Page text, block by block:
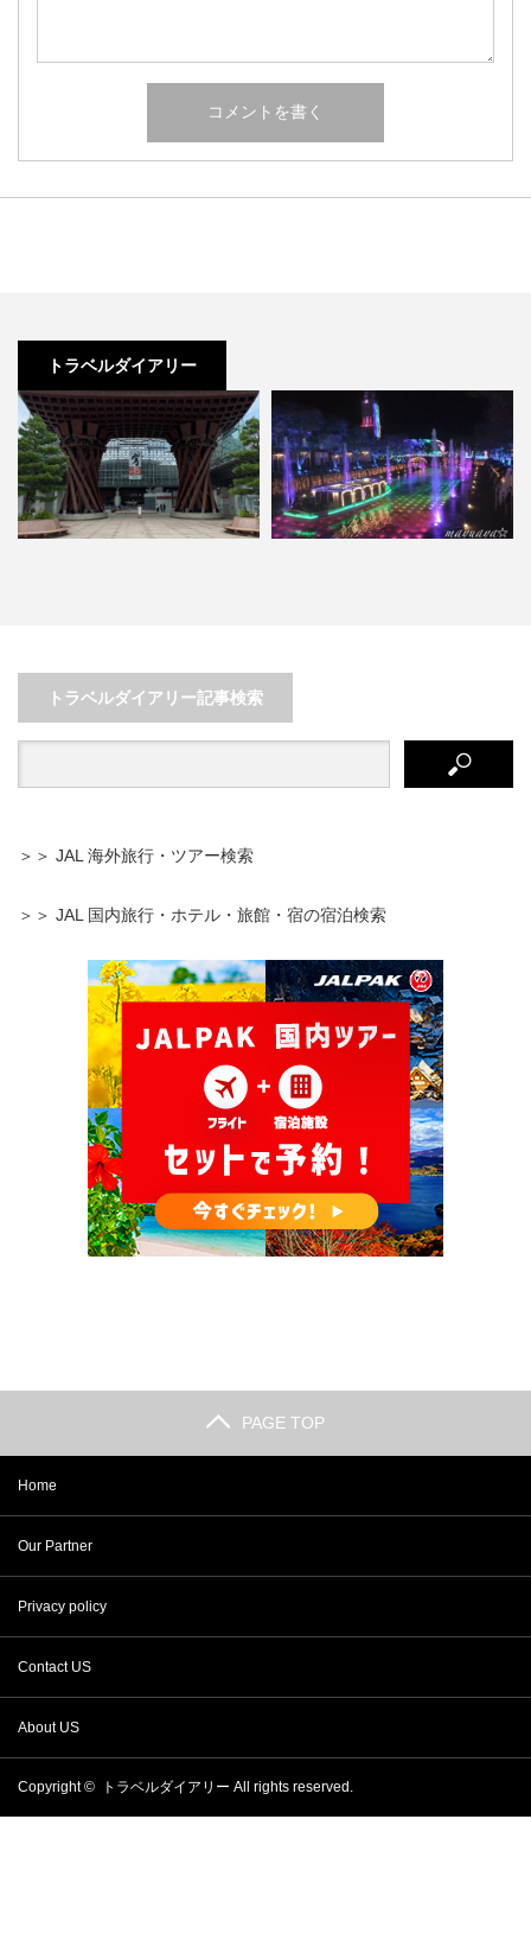
トラベルダイアリー
トラベルダイアリー記事検索
＞＞ JAL 海外旅行・ツアー検索
＞＞ JAL 国内旅行・ホテル・旅館・宿の宿泊検索
PAGE TOP
Home
Our Partner
Privacy policy
Contact US
About US
Copyright © トラベルダイアリー All rights reserved.